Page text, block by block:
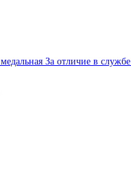
За отличие в службе